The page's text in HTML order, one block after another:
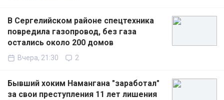
В Сергелийском районе спецтехника
повредила газопровод, без газа
остались около 200 домов
Вчера, 21:30 2
Бывший хоким Намангана "заработал"
за свои преступления 11 лет лишения